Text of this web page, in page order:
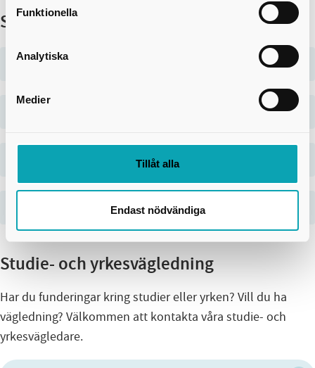
Funktionella
Analytiska
Medier
Tillåt alla
Endast nödvändiga
Studieinformation
Vilka förkunskaper krävs?
Sagt om utbildningen
Studie- och yrkesvägledning
Har du funderingar kring studier eller yrken? Vill du ha
vägledning? Välkommen att kontakta våra studie- och
yrkesvägledare.